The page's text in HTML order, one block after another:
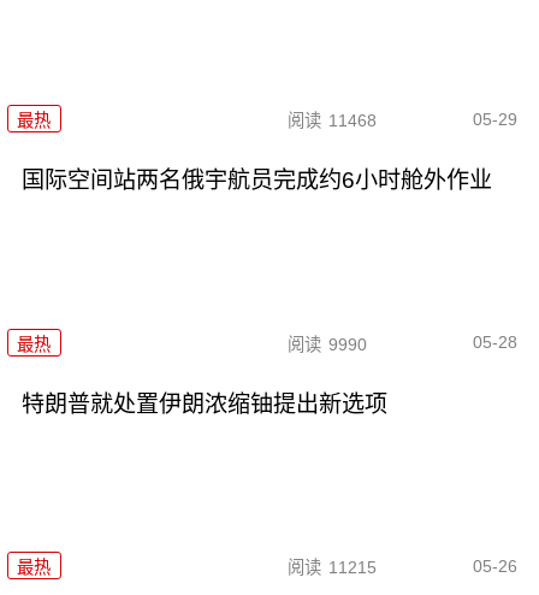
最热 阅读 11468 05-29
国际空间站两名俄宇航员完成约6小时舱外作业
最热 阅读 9990 05-28
特朗普就处置伊朗浓缩铀提出新选项
最热 阅读 11215 05-26